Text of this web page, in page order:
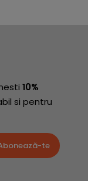
10%
si pentru
te